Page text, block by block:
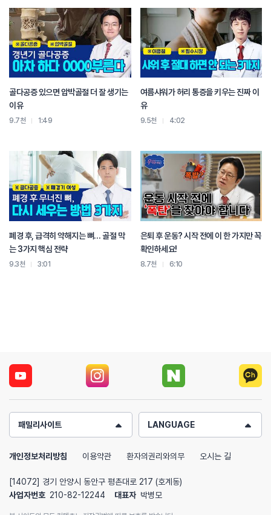
골다공증 있으면 압박골절 더 잘 생기는
이유
9.7천 1:49
여름샤워가 허리 통증을 키우는 진짜 이
유
9.5천 4:02
폐경 후, 급격히 약해지는 뼈… 골절 막
는 3가지 핵심 전략
9.3천 3:01
은퇴 후 운동? 시작 전에 이 한 가지만 꼭
확인하세요!
8.7천 6:10
패밀리사이트 LANGUAGE
개인정보처리방침 이용약관 환자의권리와의무 오시는 길
[14072] 경기 안양시 동안구 평촌대로 217 (호계동)
사업자번호 210-82-12244 대표자 박병모